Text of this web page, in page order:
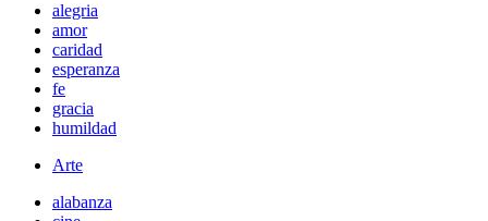
alegria
amor
caridad
esperanza
fe
gracia
humildad
Arte
alabanza